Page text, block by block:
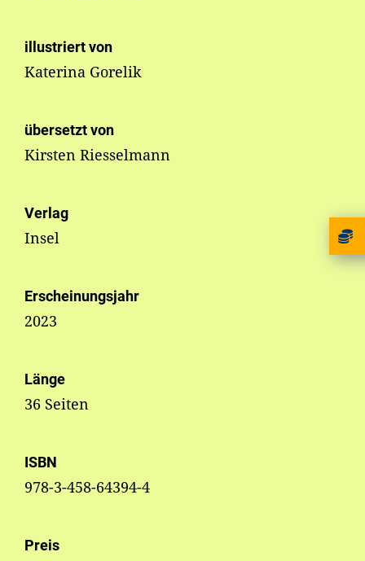
illustriert von
Katerina Gorelik
übersetzt von
Kirsten Riesselmann
Verlag
Insel
Erscheinungsjahr
2023
Länge
36 Seiten
ISBN
978-3-458-64394-4
Preis